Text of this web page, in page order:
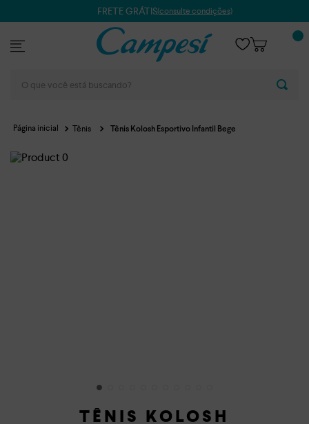
FRETE GRÁTIS(consulte condições)
Tênis Tênis Kolosh Esportivo Infantil Bege
TÊNIS KOLOSH